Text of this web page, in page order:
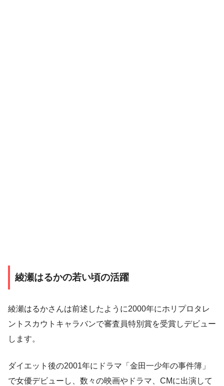
綾瀬はるかの若い頃の活躍
綾瀬はるかさんは前述したように2000年にホリプロタレ
ントスカウトキャラバンで審査員特別賞を受賞しデビュー
します。
ダイエット後の2001年にドラマ 「金田一少年の事件簿」
で女優デビュー し、数々の映画やドラマ、CMに出演して